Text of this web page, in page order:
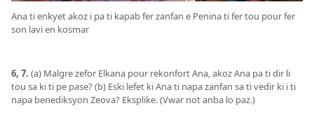
Ana ti enkyet akoz i pa ti kapab fer zanfan e Penina ti fer tou pour fer
son lavi en kosmar
6, 7. (a) Malgre zefor Elkana pour rekonfort Ana, akoz Ana pa ti dir li
tou sa ki ti pe pase? (b) Eski lefet ki Ana ti napa zanfan sa ti vedir ki i ti
napa benediksyon Zeova? Eksplike. (Vwar not anba lo paz.)